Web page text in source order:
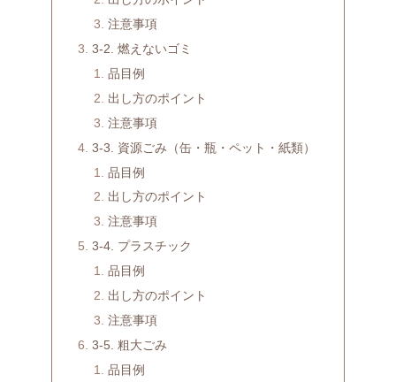
注意事項
3-2. 燃えないゴミ
品目例
出し方のポイント
注意事項
3-3. 資源ごみ（缶・瓶・ペット・紙類）
品目例
出し方のポイント
注意事項
3-4. プラスチック
品目例
出し方のポイント
注意事項
3-5. 粗大ごみ
品目例